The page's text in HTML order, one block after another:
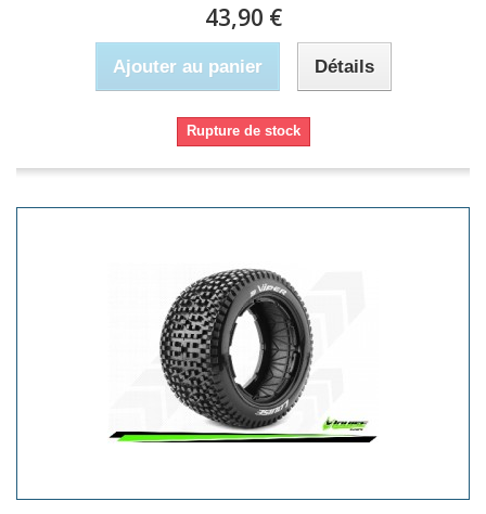
43,90 €
Ajouter au panier Détails
Rupture de stock